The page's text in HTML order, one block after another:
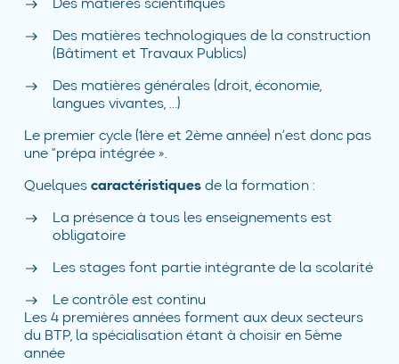
Des matières scientifiques
Des matières technologiques de la construction
(Bâtiment et Travaux Publics)
Des matières générales (droit, économie,
langues vivantes, …)
Le premier cycle (1ère et 2ème année) n’est donc pas
une “prépa intégrée ».
Quelques caractéristiquesde la formation :
La présence à tous les enseignements est
obligatoire
Les stages font partie intégrante de la scolarité
Le contrôle est continu
Les 4 premières années forment aux deux secteurs
du BTP, la spécialisation étant à choisir en 5ème
année